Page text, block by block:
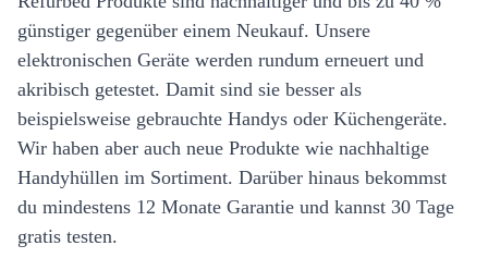
günstiger gegenüber einem Neukauf. Unsere
elektronischen Geräte werden rundum erneuert und
akribisch getestet. Damit sind sie besser als
beispielsweise gebrauchte Handys oder Küchengeräte.
Wir haben aber auch neue Produkte wie nachhaltige
Handyhüllen im Sortiment. Darüber hinaus bekommst
du mindestens 12 Monate Garantie und kannst 30 Tage
gratis testen.